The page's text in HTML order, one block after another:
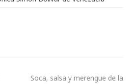
Orquesta Latinocaribeña